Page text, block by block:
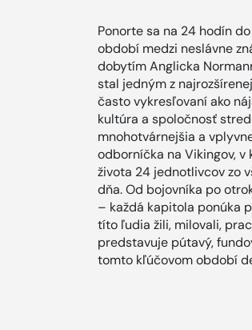
Ponorte sa na 24 hodín
období medzi neslávne
dobytím Anglicka
stal jedným z
často vykresľovaní ako
kultúra a spoločnosť
mnohotvárnejšia a
odborníčka na Vikingov,
života 24 jednotlivcov zo
dňa. Od bojovníka po
– každá kapitola ponúka
títo ľudia žili, milovali,
predstavuje pútavý,
tomto kľúčovom období